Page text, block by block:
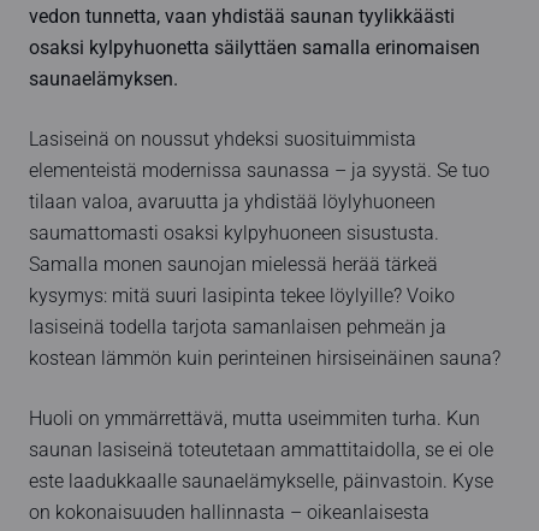
vedon tunnetta, vaan yhdistää saunan tyylikkäästi
osaksi kylpyhuonetta säilyttäen samalla erinomaisen
saunaelämyksen.
Lasiseinä on noussut yhdeksi suosituimmista
elementeistä modernissa saunassa – ja syystä. Se tuo
tilaan valoa, avaruutta ja yhdistää löylyhuoneen
saumattomasti osaksi kylpyhuoneen sisustusta.
Samalla monen saunojan mielessä herää tärkeä
kysymys: mitä suuri lasipinta tekee löylyille? Voiko
lasiseinä todella tarjota samanlaisen pehmeän ja
kostean lämmön kuin perinteinen hirsiseinäinen sauna?
Huoli on ymmärrettävä, mutta useimmiten turha. Kun
saunan lasiseinä toteutetaan ammattitaidolla, se ei ole
este laadukkaalle saunaelämykselle, päinvastoin. Kyse
on kokonaisuuden hallinnasta – oikeanlaisesta